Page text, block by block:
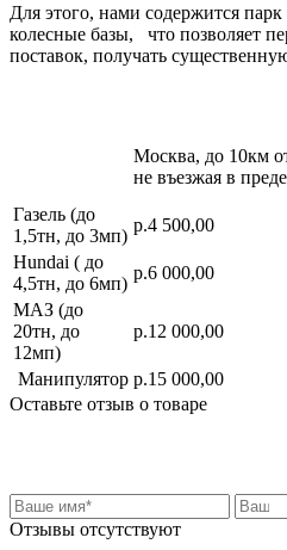
Для этого, нами содержится
колесные базы, что позволяет
поставок, получать
Москва, до 10км
не въезжая в
Газель (до
1,5тн, до 3мп)
р.4 500,00
Hundai ( до
4,5тн, до 6мп)
р.6 000,00
МАЗ (до
20тн, до
12мп)
р.12 000,00
Манипулятор р.15 000,00
Оставьте отзыв о товаре
Отзывы отсутствуют